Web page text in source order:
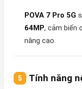
POVA 7 Pro 5G
64MP, cảm biến
nâng cao.
Tính năng